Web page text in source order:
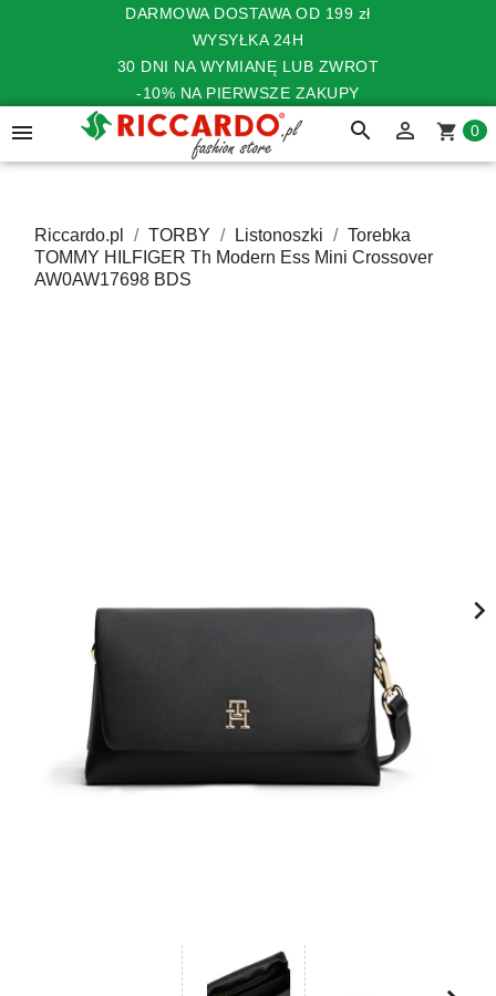
DARMOWA DOSTAWA OD 199 zł
WYSYŁKA 24H
30 DNI NA WYMIANĘ LUB ZWROT
-10% NA PIERWSZE ZAKUPY
 search  shopping_cart 0
Riccardo.pl TORBY Listonoszki
Torebka
TOMMY HILFIGER Th Modern Ess Mini Crossover
AW0AW17698 BDS
